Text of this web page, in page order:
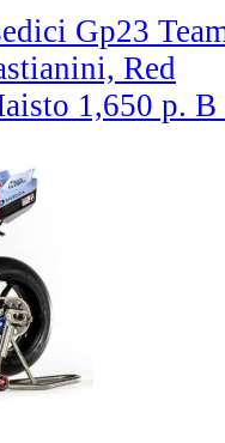
Gp23
Red
1,650 р. В